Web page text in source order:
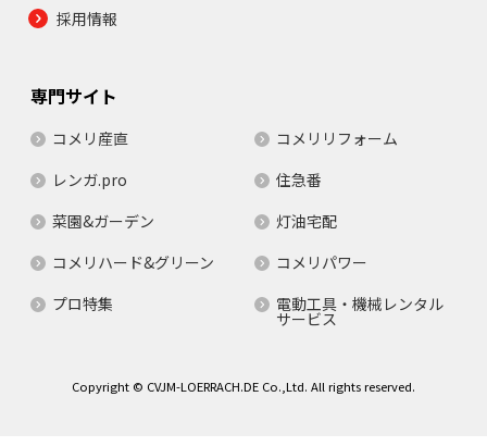
採用情報
専門サイト
コメリ産直
コメリリフォーム
レンガ.pro
住急番
菜園&ガーデン
灯油宅配
コメリハード&グリーン
コメリパワー
プロ特集
電動工具・機械レンタル
サービス
Copyright © CVJM-LOERRACH.DE Co.,Ltd. All rights reserved.